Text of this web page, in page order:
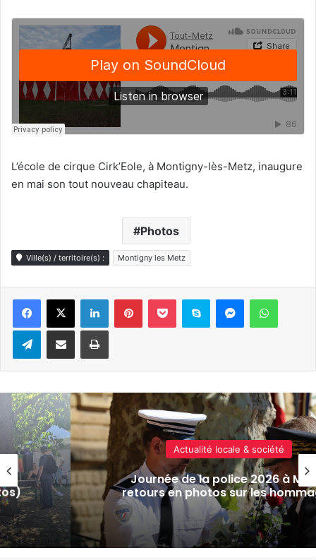
L’école de cirque Cirk’Eole, à Montigny-lès-Metz, inaugure
en mai son tout nouveau chapiteau.
Photos
Ville(s) / territoire(s) : Montigny les Metz
LinkedinPinterestPocket Skype Messenger
TelegramPartager par e-mail Imprimer
Actualité locale & société
Journée de la police 2026 à
retours en photos sur les